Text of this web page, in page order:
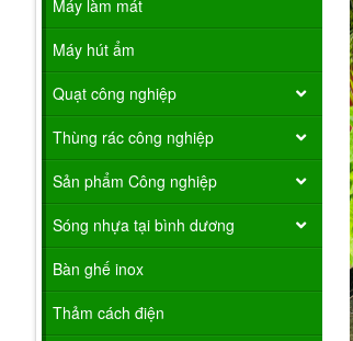
Máy làm mát
Máy hút ẩm
Quạt công nghiệp
Thùng rác công nghiệp
Sản phẩm Công nghiệp
Sóng nhựa tại bình dương
Bàn ghế inox
Thảm cách điện